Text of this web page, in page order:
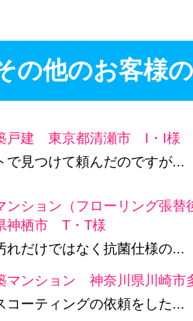
の他のお客様
戸建 東京都清瀬市 I・I様
で見つけて頼んだのですが...
ンション（フローリング
神栖市 T・T様
れだけではなく抗菌仕様の...
マンション 神奈川県川崎
コーティングの依頼をした...